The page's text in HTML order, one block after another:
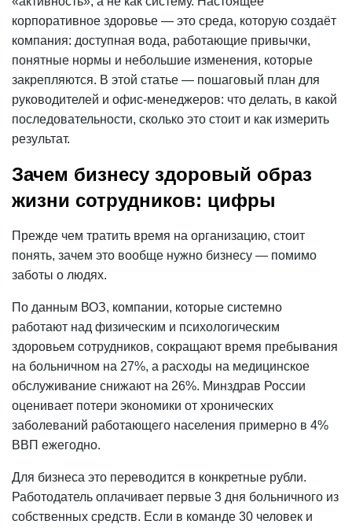
корпоративное здоровье — это среда, которую создаёт
компания: доступная вода, работающие привычки,
понятные нормы и небольшие изменения, которые
закрепляются. В этой статье — пошаговый план для
руководителей и офис-менеджеров: что делать, в какой
последовательности, сколько это стоит и как измерить
результат.
Зачем бизнесу здоровый образ
жизни сотрудников: цифры
Прежде чем тратить время на организацию, стоит
понять, зачем это вообще нужно бизнесу — помимо
заботы о людях.
По данным ВОЗ, компании, которые системно
работают над физическим и психологическим
здоровьем сотрудников, сокращают время пребывания
на больничном на 27%, а расходы на медицинское
обслуживание снижают на 26%. Минздрав России
оценивает потери экономики от хронических
заболеваний работающего населения примерно в 4%
ВВП ежегодно.
Для бизнеса это переводится в конкретные рубли.
Работодатель оплачивает первые 3 дня больничного из
собственных средств. Если в команде 30 человек и